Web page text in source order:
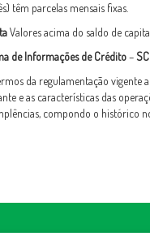
têm parcelas mensais fixas.
Valores acima do saldo de
de Informações de Crédito–
da regulamentação vigente
e as características das
compondo o histórico